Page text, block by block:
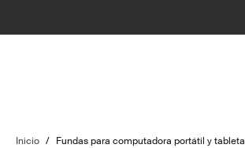
Inicio / Fundas para computadora portátil y tableta